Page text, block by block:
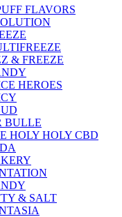
FLAVORS
& FREEZE
HEROES
BULLE
HOLY HOLY CBD
& SALT